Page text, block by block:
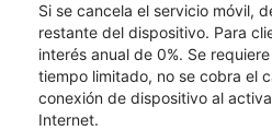
Si se cancela el servicio móvil,
restante del dispositivo. Para
interés anual de 0%. Se
tiempo limitado, no se cobra el
conexión de dispositivo al
Internet.